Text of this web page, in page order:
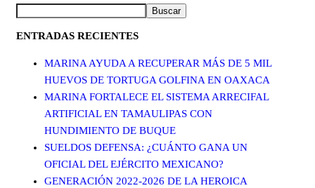
Buscar
ENTRADAS RECIENTES
MARINA AYUDA A RECUPERAR MÁS DE 5 MIL
HUEVOS DE TORTUGA GOLFINA EN OAXACA
MARINA FORTALECE EL SISTEMA ARRECIFAL
ARTIFICIAL EN TAMAULIPAS CON
HUNDIMIENTO DE BUQUE
SUELDOS DEFENSA: ¿CUÁNTO GANA UN
OFICIAL DEL EJÉRCITO MEXICANO?
GENERACIÓN 2022-2026 DE LA HEROICA